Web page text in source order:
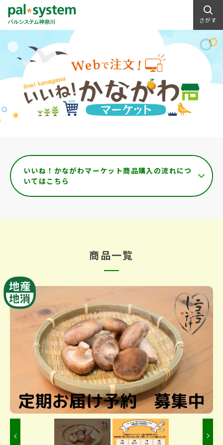
さがす
いいね！かながわマーケット商品購入の流れにつ
いてはこちら
商品一覧
Previous